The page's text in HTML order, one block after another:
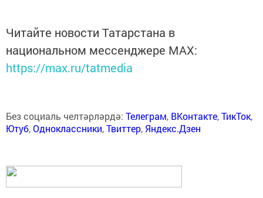
Читайте новости Татарстана в
национальном мессенджере MАХ:
https://max.ru/tatmedia
Без социаль челтәрләрдә: Телеграм, ВКонтакте,ТикТок,
Ютуб,Одноклассники,Твиттер, Яндекс.Дзен